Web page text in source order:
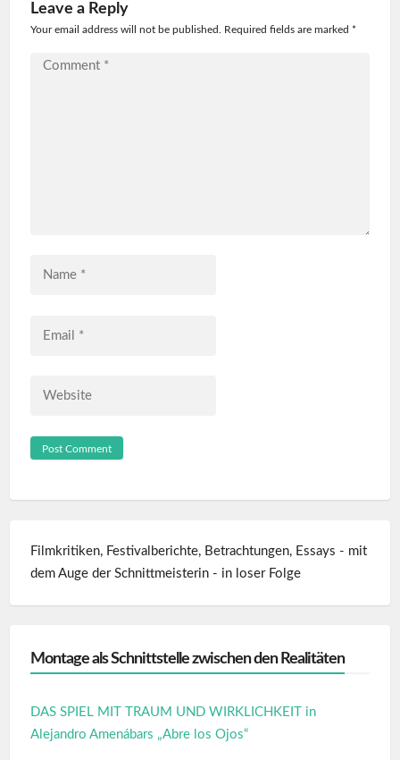
Leave a Reply
Your email address will not be published. Required fields are marked *
Comment
Filmkritiken, Festivalberichte, Betrachtungen, Essays - mit
dem Auge der Schnittmeisterin - in loser Folge
Montage als Schnittstelle zwischen den Realitäten
DAS SPIEL MIT TRAUM UND WIRKLICHKEIT in
Alejandro Amenábars „Abre los Ojos“